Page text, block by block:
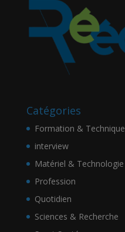
Catégories
Formation & Technique
interview
Matériel & Technologie
Profession
Quotidien
Sciences & Recherche